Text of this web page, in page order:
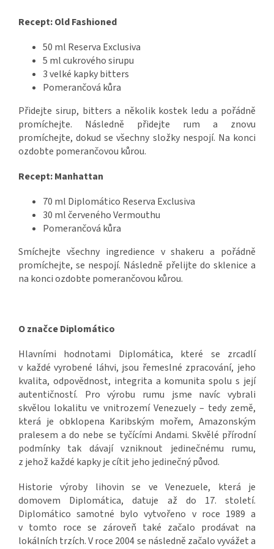
Recept: Old Fashioned
50 ml Reserva Exclusiva
5 ml cukrového sirupu
3 velké kapky bitters
Pomerančová kůra
Přidejte sirup, bitters a několik kostek ledu a pořádně
promíchejte. Následně přidejte rum a znovu
promíchejte, dokud se všechny složky nespojí. Na konci
ozdobte pomerančovou kůrou.
Recept: Manhattan
70 ml Diplomático Reserva Exclusiva
30 ml červeného Vermouthu
Pomerančová kůra
Smíchejte všechny ingredience v shakeru a pořádně
promíchejte, se nespojí. Následně přelijte do sklenice a
na konci ozdobte pomerančovou kůrou.
O značce Diplomático
Hlavními hodnotami Diplomática, které se zrcadlí
v každé vyrobené láhvi, jsou řemeslné zpracování, jeho
kvalita, odpovědnost, integrita a komunita spolu s její
autentičností. Pro výrobu rumu jsme navíc vybrali
skvělou lokalitu ve vnitrozemí Venezuely – tedy země,
která je obklopena Karibským mořem, Amazonským
pralesem a do nebe se tyčícími Andami. Skvělé přírodní
podmínky tak dávají vzniknout jedinečnému rumu,
z jehož každé kapky je cítit jeho jedinečný původ.
Historie výroby lihovin se ve Venezuele, která je
domovem Diplomática, datuje až do 17. století.
Diplomático samotné bylo vytvořeno v roce 1989 a
v tomto roce se zároveň také začalo prodávat na
lokálních trzích. V roce 2004 se následně začalo vyvážet a